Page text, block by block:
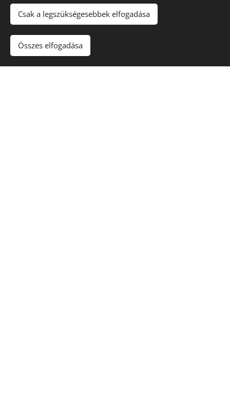
Te Deum hangfelvétele a
Csak a legszükségesebbek elfogadása
Összes elfogadása